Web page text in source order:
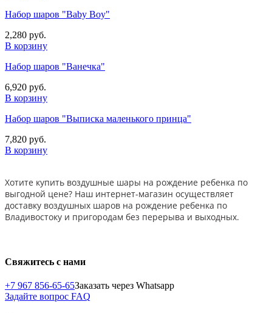
Набор шаров "Baby Boy"
2,280 руб.
В корзину
Набор шаров "Ванечка"
6,920 руб.
В корзину
Набор шаров "Выписка маленького принца"
7,820 руб.
В корзину
Хотите купить воздушные шары на рождение ребенка по
выгодной цене? Наш интернет-магазин осуществляет
доставку воздушных шаров на рождение ребенка по
Владивостоку и пригородам без перерыва и выходных.
Свяжитесь с нами
+7 967 856-65-65Заказать через Whatsapp
Задайте вопрос FAQ